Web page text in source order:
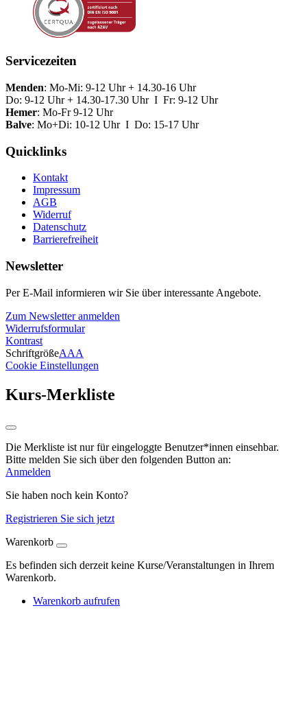
Servicezeiten
Menden: Mo-Mi: 9-12 Uhr + 14.30-16 Uhr
Do: 9-12 Uhr + 14.30-17.30 Uhr I Fr: 9-12 Uhr
Hemer: Mo-Fr 9-12 Uhr
Balve: Mo+Di: 10-12 Uhr I Do: 15-17 Uhr
Quicklinks
Kontakt
Impressum
AGB
Widerruf
Datenschutz
Barrierefreiheit
Newsletter
Per E-Mail informieren wir Sie über interessante Angebote.
Zum Newsletter anmelden
Widerrufsformular
Kontrast
SchriftgrößeAAA
Cookie Einstellungen
Kurs-Merkliste
Die Merkliste ist nur für eingeloggte Benutzer*innen einsehbar.
Bitte melden Sie sich über den folgenden Button an:
Anmelden
Sie haben noch kein Konto?
Registrieren Sie sich jetzt
Warenkorb
Es befinden sich derzeit keine Kurse/Veranstaltungen in Ihrem
Warenkorb.
Warenkorb aufrufen